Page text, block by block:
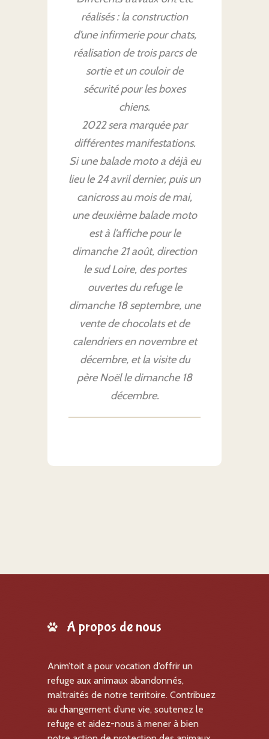
réalisés : la construction
d’une infirmerie pour chats,
réalisation de trois parcs de
sortie et un couloir de
sécurité pour les boxes
chiens.
2022 sera marquée par
différentes manifestations.
Si une balade moto a déjà eu
lieu le 24 avril dernier, puis un
canicross au mois de mai,
une deuxième balade moto
est à l’affiche pour le
dimanche 21 août, direction
le sud Loire, des portes
ouvertes du refuge le
dimanche 18 septembre, une
vente de chocolats et de
calendriers en novembre et
décembre, et la visite du
père Noël le dimanche 18
décembre.
A propos de nous
Anim’toit a pour vocation d’offrir un
refuge aux animaux abandonnés,
maltraités de notre territoire. Contribuez
au changement d’une vie, soutenez le
refuge et aidez-nous à mener à bien